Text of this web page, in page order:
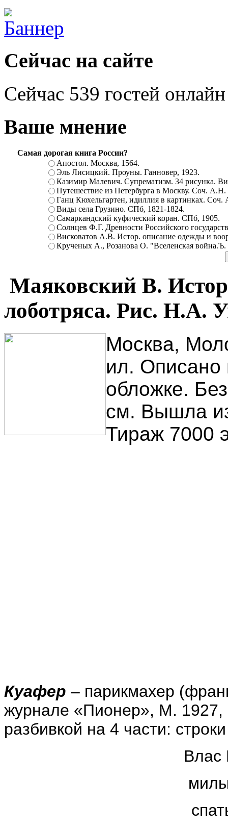
Сейчас на сайте
Сейчас 539 гостей онлайн
Ваше мнение
Самая дорогая книга России?
Апостол. Москва, 1564.
Эль Лисицкий. Проуны. Ганновер, 1923.
Казимир Малевич. Супрематизм. 34 рисунка.
Путешествие из Петербурга в Москву. Соч.
Ганц Кюхельгартен, идиллия в картинках.
Виды села Грузино. СПб, 1821-1824.
Самаркандский куфический коран. СПб, 1905.
Солнцев Ф.Г. Древности Российского
Висковатов А.В. Истор. описание одежды и
Крученых А., Розанова О. "Вселенская
Маяковский В.
лоботряса. Рис. Н.А.
Москва,
ил. Описано
обложке.
см. Вышла
Тираж 7000
Куафер – парикмахер
журнале «Пионер», М.
разбивкой на 4 части:
Влас